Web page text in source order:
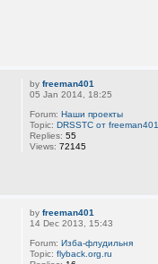
by freeman401
05 Jan 2014, 18:25
Forum: Наши проекты
Topic: DRSSTC от freeman401
Replies: 55
Views: 72145
by freeman401
14 Dec 2013, 15:43
Forum: Изба-флудильня
Topic: flyback.org.ru